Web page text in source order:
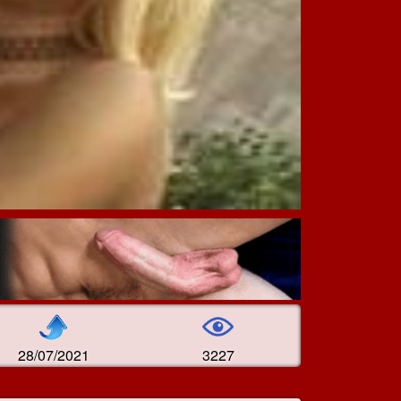
28/07/2021 3227